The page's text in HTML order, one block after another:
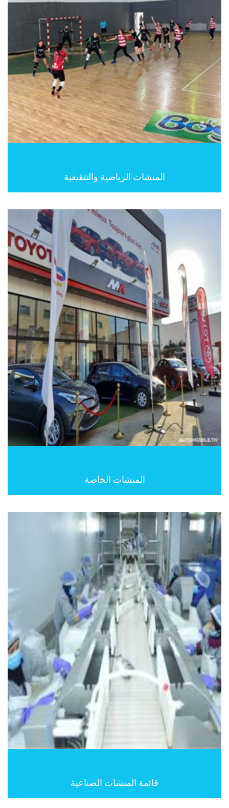
المنشات الرياضية والتثقيفية
المنشات الخاصة
قائمة المنشات الصناعية